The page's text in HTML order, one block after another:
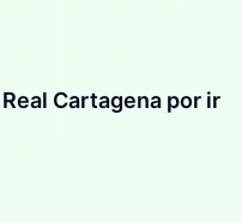
Cartagena por ir